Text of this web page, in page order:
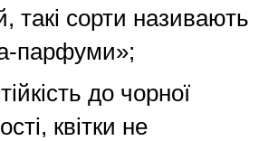
такі сорти називають
парфуми»;
до чорної
квітки не